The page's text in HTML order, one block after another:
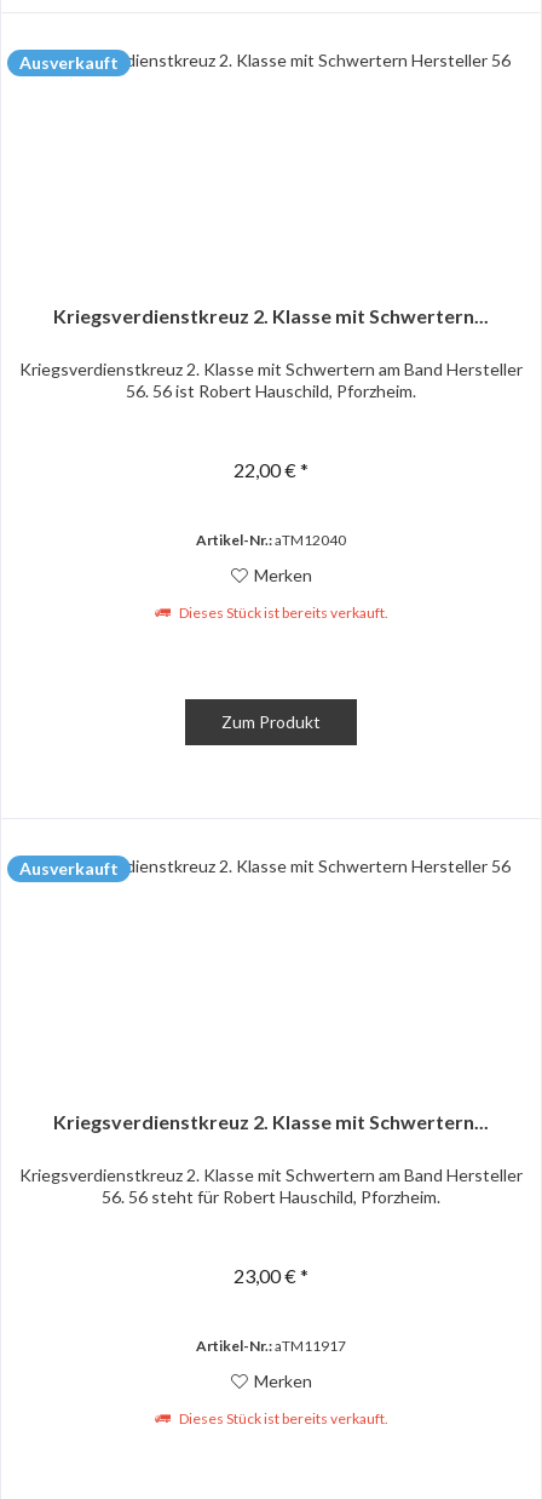
Ausverkauft
Kriegsverdienstkreuz 2. Klasse mit Schwertern...
Kriegsverdienstkreuz 2. Klasse mit Schwertern am Band Hersteller
56. 56 ist Robert Hauschild, Pforzheim.
22,00 € *
Artikel-Nr.:aTM12040
Merken
Dieses Stück ist bereits verkauft.
Zum Produkt
Ausverkauft
Kriegsverdienstkreuz 2. Klasse mit Schwertern...
Kriegsverdienstkreuz 2. Klasse mit Schwertern am Band Hersteller
56. 56 steht für Robert Hauschild, Pforzheim.
23,00 € *
Artikel-Nr.:aTM11917
Merken
Dieses Stück ist bereits verkauft.